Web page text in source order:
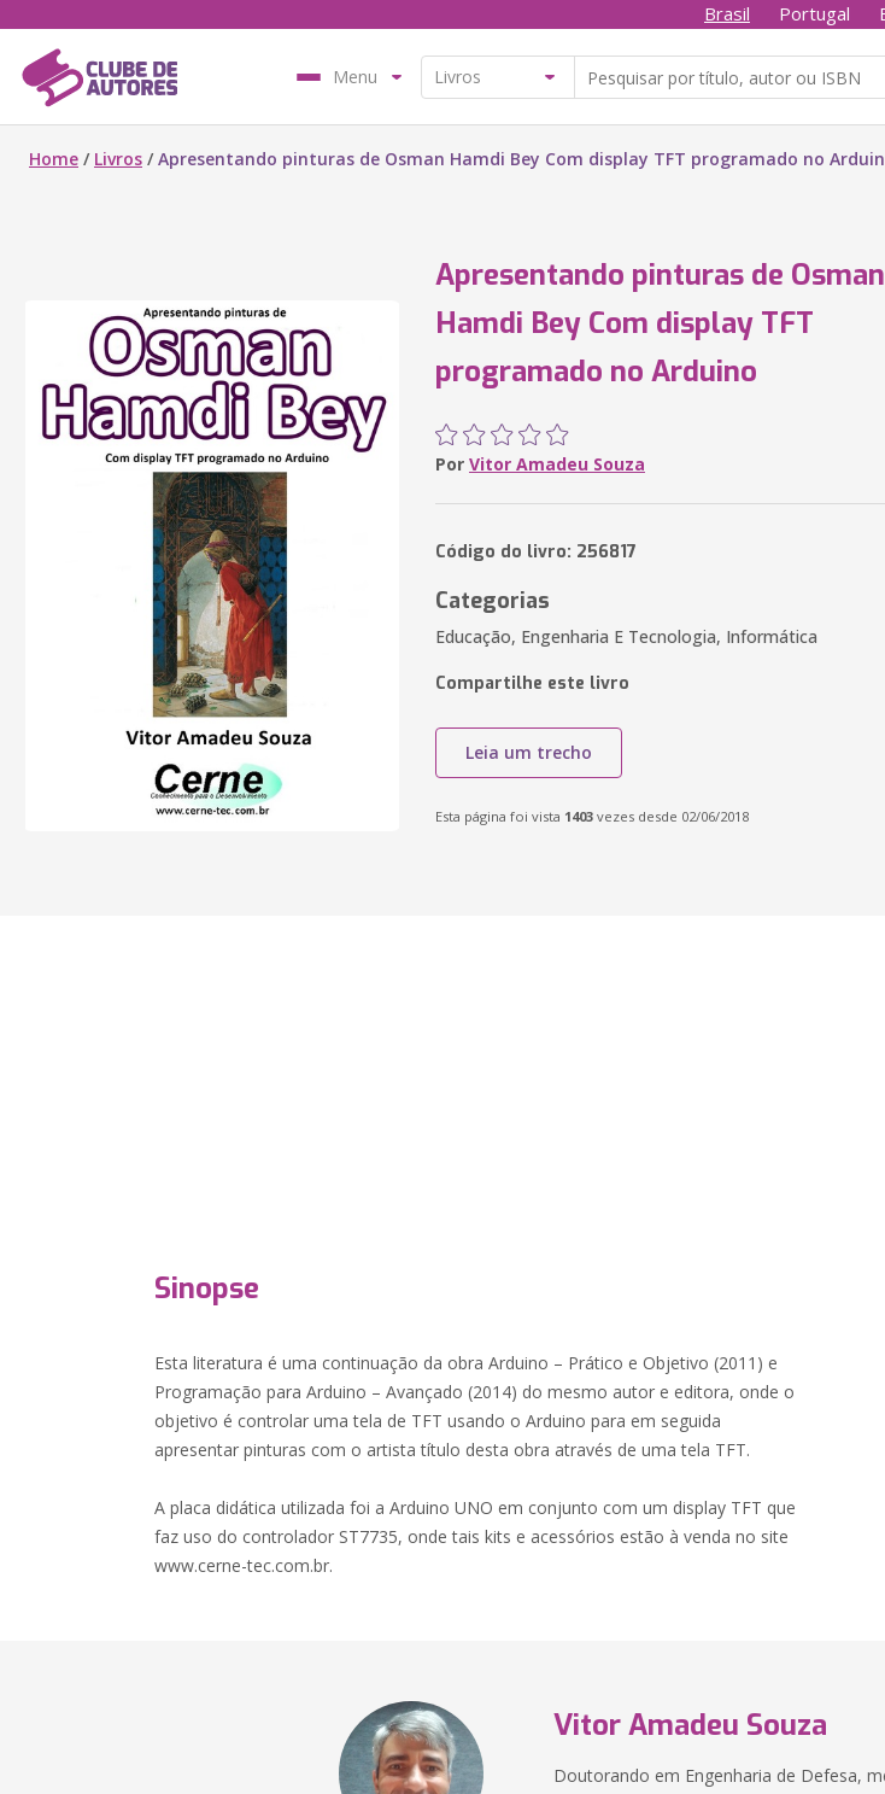
Brasil Portugal
Menu
Home / Livros /Apresentando pinturas de Osman Hamdi Bey Com display TFT programado no
Apresentando pinturas de Osman
Hamdi Bey Com display TFT
programado no Arduino
Por Vitor Amadeu Souza
Código do livro: 256817
Categorias
Educação, Engenharia E Tecnologia, Informática
Compartilhe este livro
Leia um trecho
Esta página foi vista 1403 vezes desde 02/06/2018
Sinopse
Esta literatura é uma continuação da obra Arduino – Prático e Objetivo (2011) e
Programação para Arduino – Avançado (2014) do mesmo autor e editora, onde o
objetivo é controlar uma tela de TFT usando o Arduino para em seguida
apresentar pinturas com o artista título desta obra através de uma tela TFT.
A placa didática utilizada foi a Arduino UNO em conjunto com um display TFT que
faz uso do controlador ST7735, onde tais kits e acessórios estão à venda no site
www.cerne-tec.com.br.
Vitor Amadeu Souza
Doutorando em Engenharia de Defesa,